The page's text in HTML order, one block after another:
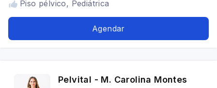
Piso pélvico, Pediátrica
Agendar
Pelvital - M. Carolina Montes